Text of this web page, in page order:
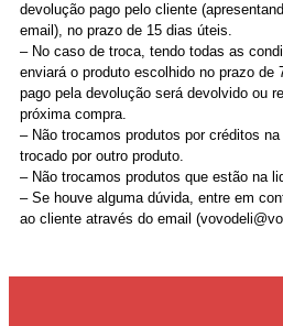
devolução pago pelo cliente
email), no prazo de 15 dias úteis.
– No caso de troca, tendo todas as
enviará o produto escolhido no prazo
pago pela devolução será devolvido ou
próxima compra.
– Não trocamos produtos por créditos
trocado por outro produto.
– Não trocamos produtos que estão na
– Se houve alguma dúvida, entre em
ao cliente através do email